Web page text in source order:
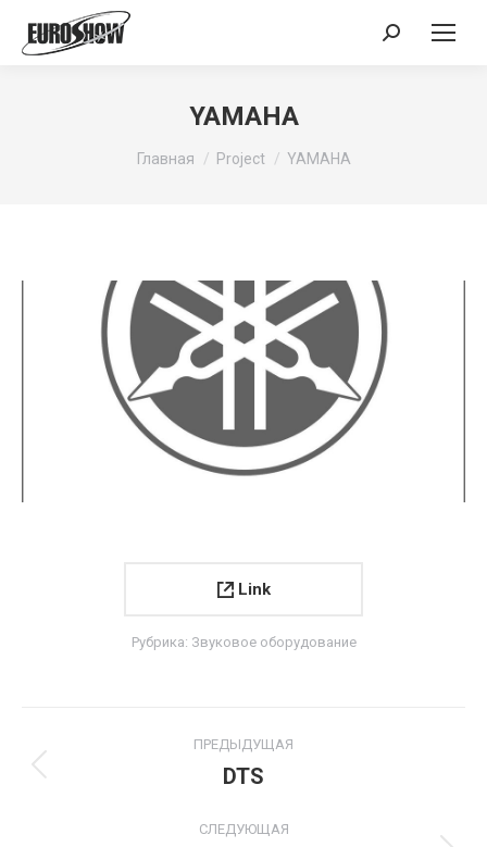
Поиск:
YAMAHA
Вы здесь:
Главная Project YAMAHA
Link
Рубрика: Звуковое оборудование
navigation
ПРЕДЫДУЩАЯ
Previous
DTS
СЛЕДУЮЩАЯ